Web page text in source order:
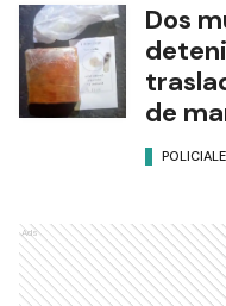
Dos
de
Ads